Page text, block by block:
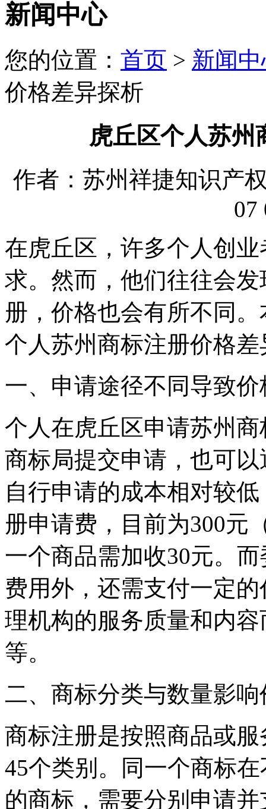
新闻中心
您的位置： 首页 > 新闻
价格差异探析
虎丘区个人苏州
作者：苏州祥捷知识产
07
在虎丘区，许多个人创
求。然而，他们往往会
册，价格也会有所不同
个人苏州商标注册价格
一、申请途径不同导致价
个人在虎丘区申请苏州
商标局提交申请，也可
自行申请的成本相对较
册申请费，目前为300元
一个商品需加收30元。
费用外，还需支付一定
理机构的服务质量和内
等。
二、商标分类与数量影响
商标注册是按照商品或
45个类别。同一个商标
的商标，需要分别申请